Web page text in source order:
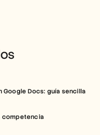
Google Docs: guía sencilla
competencia